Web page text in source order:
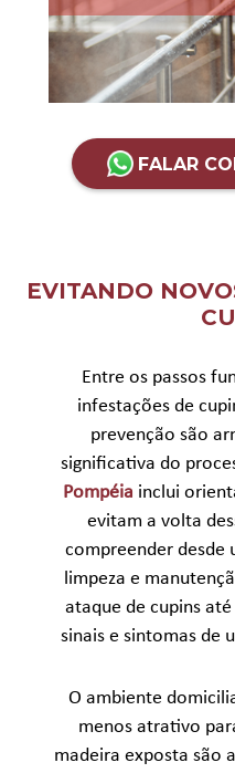
FALAR
EVITANDO
Entre os passos
infestações de
prevenção são
significativa do
Pompéia inclui
evitam a volta
compreender desde
limpeza e
ataque de cupins
sinais e sintomas de
O ambiente
menos atrativo
madeira exposta são